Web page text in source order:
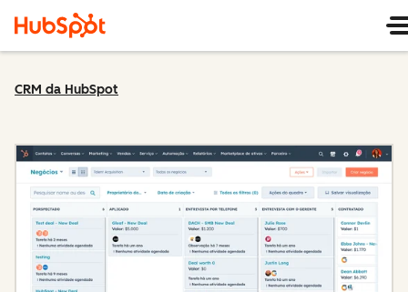
CRM da HubSpot